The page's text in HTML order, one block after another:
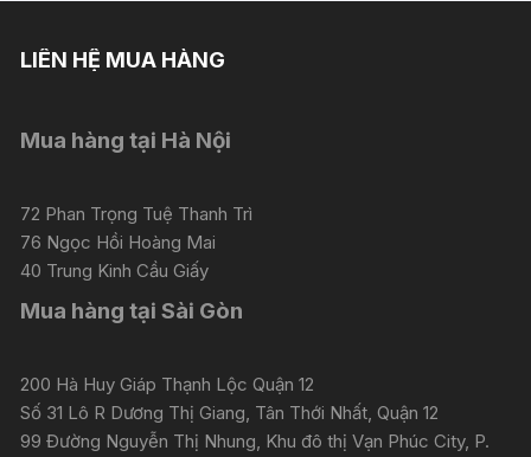
LIÊN HỆ MUA HÀNG
Mua hàng tại Hà Nội
72 Phan Trọng Tuệ Thanh Trì
76 Ngọc Hồi Hoàng Mai
40 Trung Kinh Cầu Giấy
Mua hàng tại Sài Gòn
200 Hà Huy Giáp Thạnh Lộc Quận 12
Số 31 Lô R Dương Thị Giang, Tân Thới Nhất, Quận 12
99 Đường Nguyễn Thị Nhung, Khu đô thị Vạn Phúc City, P.